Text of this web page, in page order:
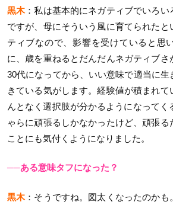
黒木：私は基本的にネガティブでいろい
ですが、母にそういう風に育てられたと
ティブなので、影響を受けていると思
に、歳を重ねるとだんだんネガティブさ
30代になってから、いい意味で適当に生
きている気がします。経験値が積まれて
んとなく選択肢が分かるようになってく
ゃらに頑張るしかなかったけど、頑張る
ことにも気付くようになりました。
──ある意味タフになった？
黒木：そうですね。図太くなったのかも